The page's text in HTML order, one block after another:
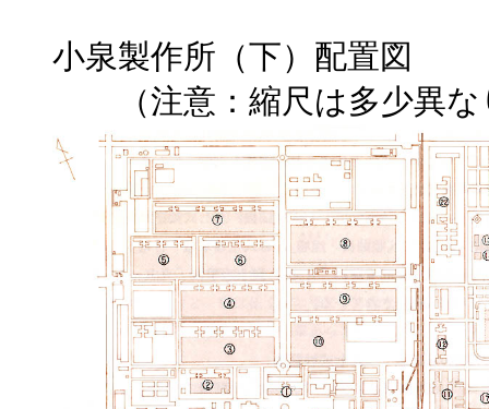
小泉製作所（下）配置図
（注意：縮尺は多少異な